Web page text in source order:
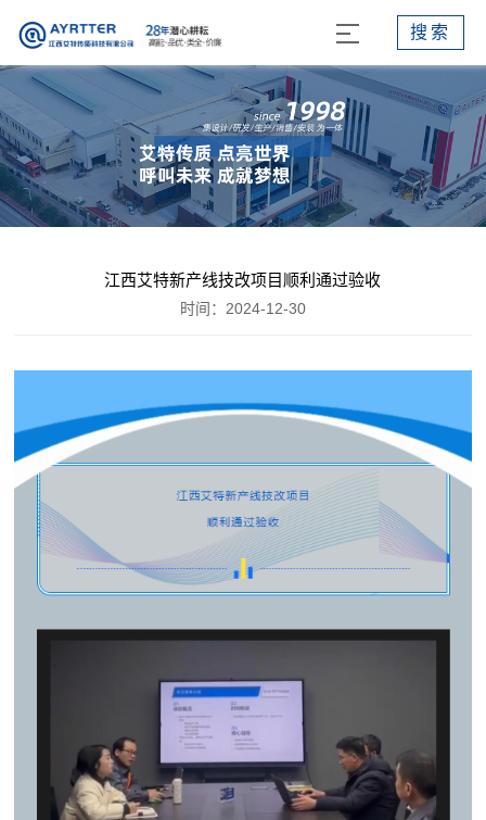
搜索
江西艾特新产线技改项目顺利通过验收
时间：2024-12-30